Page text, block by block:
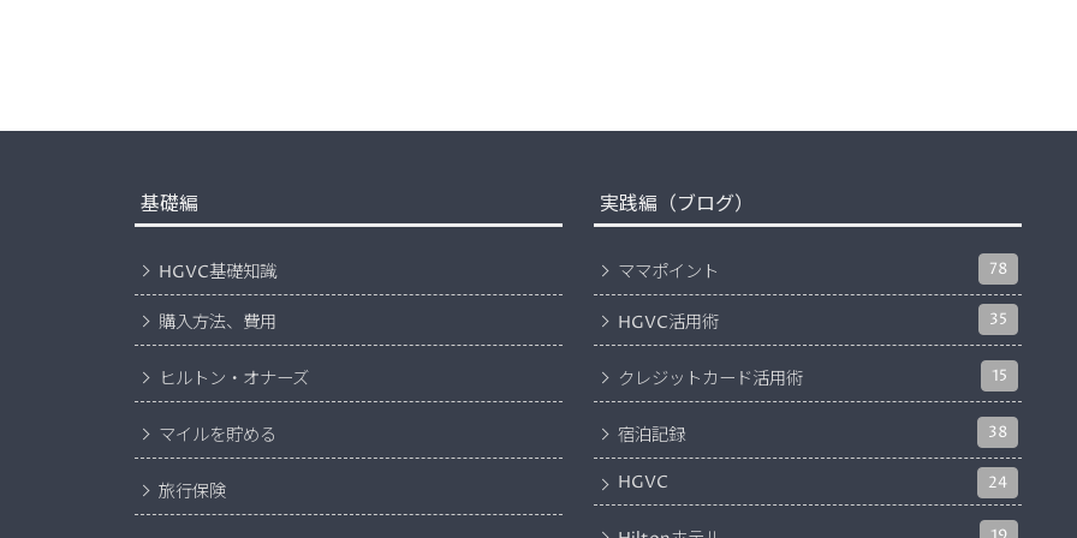
基礎編
HGVC基礎知識
購入方法、費用
ヒルトン・オナーズ
マイルを貯める
旅行保険
実践編（ブログ）
ママポイント 78
HGVC活用術 35
クレジットカード活用術 15
宿泊記録 38
HGVC 24